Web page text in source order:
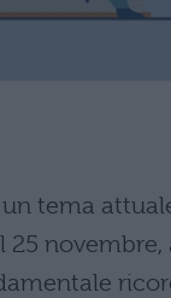
un tema